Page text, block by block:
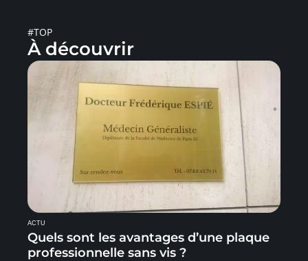
#TOP
À découvrir
ACTU
Quels sont les avantages d’une plaque
professionnelle sans vis ?